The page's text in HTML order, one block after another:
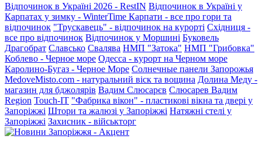
Відпочинок в Україні 2026 - RestIN Відпочинок в Україні у
Карпатах у зимку - WinterTime Карпати - все про гори та
відпочинок "Трускавець" - відпочинок на курорті Східниця -
все про відпочинок Відпочинок у Моршині Буковель
Драгобрат Славсько Свалява НМП "Затока" НМП "Грибовка"
Коблево - Черное море Одесса - курорт на Черном море
Каролино-Бугаз - Черное Море Солнечные панели Запорожья
MedoveMisto.com - натуральний віск та вощина Долина Меду -
магазин для бджолярів Вадим Слюсарєв Слюсарев Вадим
Region Touch-IT "Фабрика вікон" - пластикові вікна та двері у
Запоріжжі Штори та жалюзі у Запоріжжі Натяжні стелі у
Запоріжжі Захисник - військторг